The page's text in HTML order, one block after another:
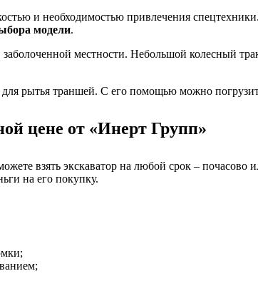
и необходимостью привлечения
модели.
местности. Небольшой колесный
для рытья траншей. С его помощью можно
цене от «Инерт Групп»
взять экскаватор на любой срок –
на его покупку.